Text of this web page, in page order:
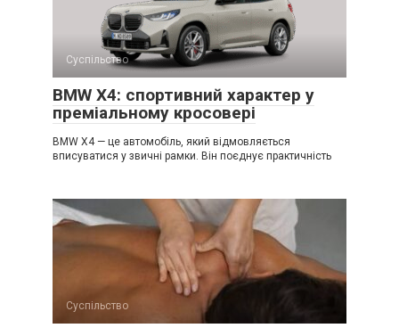
Суспільство
BMW X4: спортивний характер у
преміальному кросовері
BMW X4 — це автомобіль, який відмовляється
вписуватися у звичні рамки. Він поєднує практичність
Суспільство